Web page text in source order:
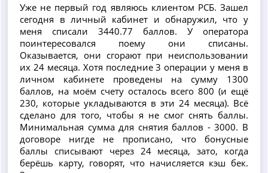
Уже не первый год являюсь клиентом РСБ. Зашел
сегодня в личный кабинет и обнаружил, что у
меня списали 3440.77 баллов. У оператора
поинтересовался поему они списаны.
Оказывается, они сгорают при неиспользовании
их 24 месяца. Хотя последние 3 операции у меня в
личном кабинете проведены на сумму 1300
баллов, на моём счету осталось всего 800 (и ещё
230, которые укладываются в эти 24 месяца). Всё
сделано для того, чтобы я не смог снять баллы.
Минимальная сумма для снятия баллов - 3000. В
договоре нигде не прописано, что бонусные
баллы списывают через 24 месяца, зато, когда
берёшь карту, говорят, что начисляется кэш бек.